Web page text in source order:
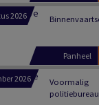
2026
Voormalig
Dordrecht
2026
Voormalig
politiebureau